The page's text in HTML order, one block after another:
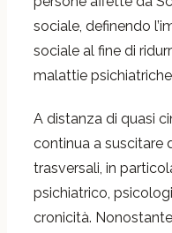
sociale, definendo
sociale al fine di
malattie
A distanza di quasi
continua a suscitare
trasversali, in
psichiatrico,
cronicità.